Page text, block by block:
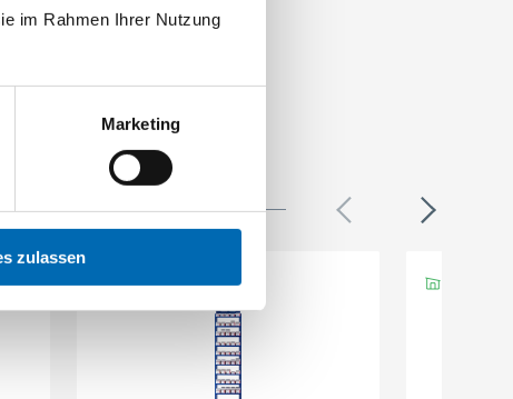
im Rahmen Ihrer Nutzung
Marketing
zulassen